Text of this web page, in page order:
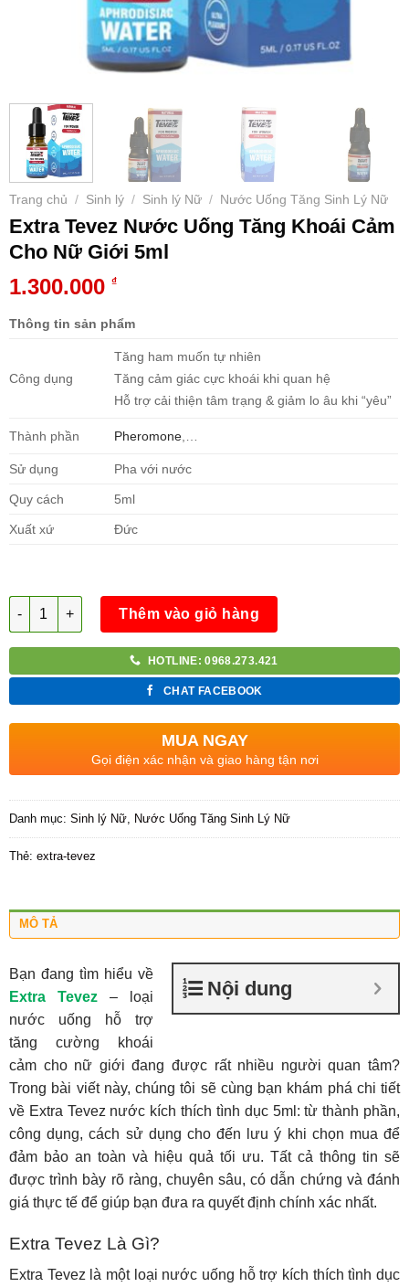
Trang chủ / Sinh lý / Sinh lý Nữ / Nước Uống Tăng Sinh Lý Nữ
Extra Tevez Nước Uống Tăng Khoái Cảm
Cho Nữ Giới 5ml
1.300.000 ₫
Thông tin sản phẩm
Công dụng
Tăng ham muốn tự nhiên
Tăng cảm giác cực khoái khi quan hệ
Hỗ trợ cải thiện tâm trạng & giảm lo âu khi “yêu”
Thành phần Pheromone
Sử dụng Pha với nước
Quy cách 5ml
Xuất xứ Đức
Số lượng
Thêm vào giỏ hàng
HOTLINE: 0968.273.421
CHAT FACEBOOK
MUA NGAY
Gọi điện xác nhận và giao hàng tận nơi
Danh mục: Sinh lý Nữ Nước Uống Tăng Sinh Lý Nữ
Thẻ: extra-tevez
MÔ TẢ
Nội dung
Bạn đang tìm hiểu về
Extra Tevez – loại
nước uống hỗ trợ
tăng cường khoái
cảm cho nữ giới đang được rất nhiều người quan tâm?
Trong bài viết này, chúng tôi sẽ cùng bạn khám phá chi tiết
về Extra Tevez nước kích thích tình dục 5ml: từ thành phần,
công dụng, cách sử dụng cho đến lưu ý khi chọn mua để
đảm bảo an toàn và hiệu quả tối ưu. Tất cả thông tin sẽ
được trình bày rõ ràng, chuyên sâu, có dẫn chứng và đánh
giá thực tế để giúp bạn đưa ra quyết định chính xác nhất.
Extra Tevez Là Gì?
Extra Tevez là một loại nước uống hỗ trợ kích thích tình dục